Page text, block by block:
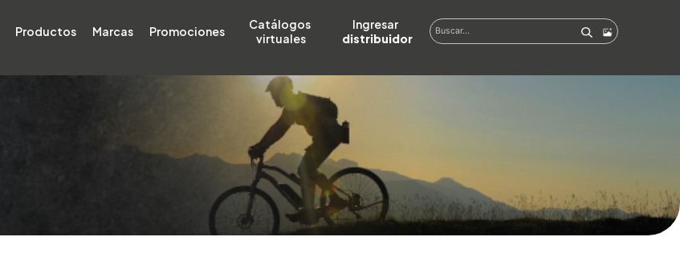
Productos Marcas Promociones
Catálogos
virtuales
distribuidor